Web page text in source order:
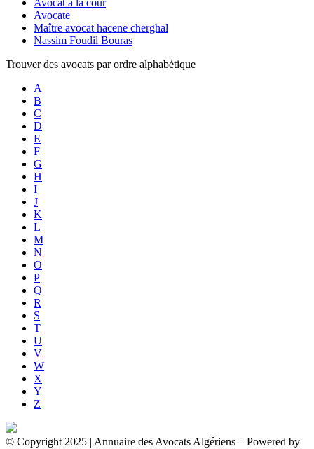
Avocat à la cour
Avocate
Maître avocat hacene cherghal
Nassim Foudil Bouras
Trouver des avocats par ordre alphabétique
A
B
C
D
E
F
G
H
I
J
K
L
M
N
O
P
Q
R
S
T
U
V
W
X
Y
Z
© Copyright 2025 | Annuaire des Avocats Algériens – Powered by